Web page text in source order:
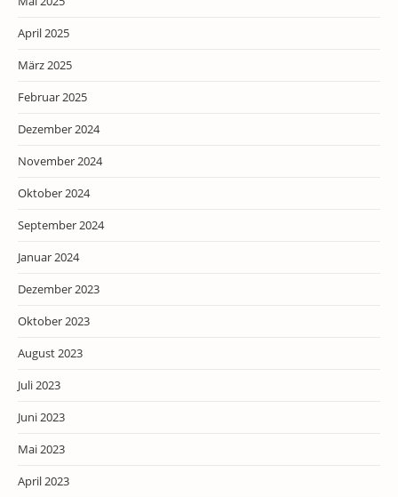
April 2025
März 2025
Februar 2025
Dezember 2024
November 2024
Oktober 2024
September 2024
Januar 2024
Dezember 2023
Oktober 2023
August 2023
Juli 2023
Juni 2023
Mai 2023
April 2023